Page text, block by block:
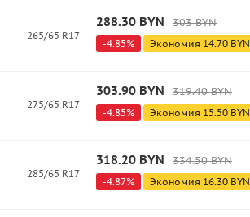
265/65 R17
288.30 BYN 303BYN
-4.85% Экономия 14.70 BYN
275/65 R17
303.90 BYN 319.40BYN
-4.85% Экономия 15.50 BYN
285/65 R17
318.20 BYN 334.50BYN
-4.87% Экономия 16.30 BYN